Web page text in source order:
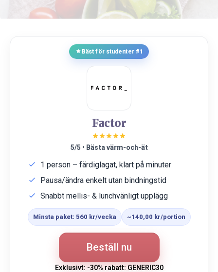
Bäst för studenter #1
Factor
5/5 • Bästa värm-och-ät
1 person – färdiglagat, klart på minuter
Pausa/ändra enkelt utan bindningstid
Snabbt mellis- & lunchvänligt upplägg
Minsta paket: 560 kr/vecka ~140,00 kr/portion
Beställ nu
Exklusivt: -30% rabatt: GENERIC30